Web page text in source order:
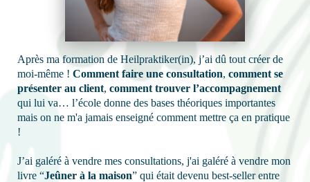
Après ma formation de Heilpraktiker(in), j’ai dû tout créer de
moi-même ! Comment faire une consultation, comment se
présenter au client, comment trouver l’accompagnement
qui lui va… l’école donne des bases théoriques importantes
mais on ne m'a jamais enseigné comment mettre ça en pratique
!
J’ai galéré à vendre mes consultations, j'ai galéré à vendre mon
livre “Jeûner à la maison” qui était devenu best-seller entre